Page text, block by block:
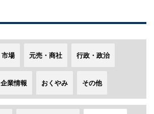
市場 元売・商社 行政・政治
企業情報 おくやみ その他